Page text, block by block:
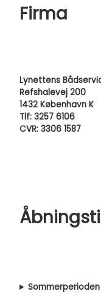
Firma
Lynettens
Refshalevej 200
1432 København K
Tlf: 3257 6106
CVR: 3306 1587
Sommerperioden